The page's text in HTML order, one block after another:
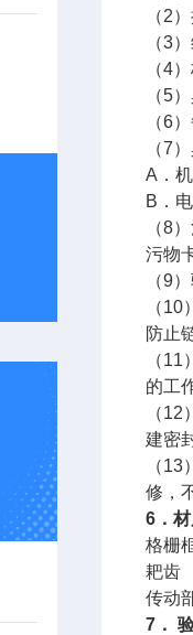
（2
（3
（4
（5
（6
（7
A．
B．
（8
污物
（9
（
防止
（
的工
（
建密
（
修，
6．
格栅
耙
传动
7．